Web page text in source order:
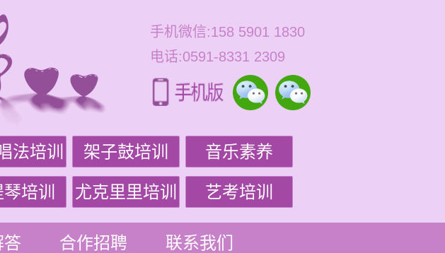
手机微信:158 5901 1830
电话:0591-8331 2309
法培训 架子鼓培训 音乐素养
培训 尤克里里培训 艺考培训
答 合作招聘 联系我们